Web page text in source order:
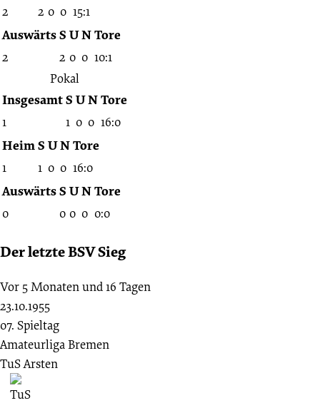
2 2 0 0 15:1
AuswärtsS UNTore
2 2 0 0 10:1
Pokal
InsgesamtS UNTore
1 1 0 0 16:0
HeimS UNTore
1 1 0 0 16:0
AuswärtsS UNTore
0 0 0 0 0:0
Der letzte BSV Sieg
Vor 5 Monaten und 16 Tagen
23.10.1955
07. Spieltag
Amateurliga Bremen
TuS Arsten